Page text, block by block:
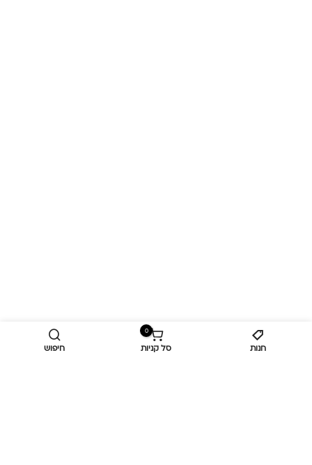
חנות
0
סל קניות חיפוש